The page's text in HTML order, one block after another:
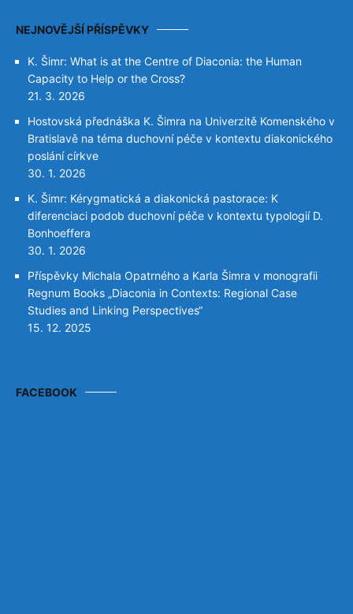
NEJNOVĚJŠÍ PŘÍSPĚVKY
K. Šimr: What is at the Centre of Diaconia: the Human
Capacity to Help or the Cross?
21. 3. 2026
Hostovská přednáška K. Šimra na Univerzitě Komenského v
Bratislavě na téma duchovní péče v kontextu diakonického
poslání církve
30. 1. 2026
K. Šimr: Kérygmatická a diakonická pastorace: K
diferenciaci podob duchovní péče v kontextu typologií D.
Bonhoeffera
30. 1. 2026
Příspěvky Michala Opatrného a Karla Šimra v monografii
Regnum Books „Diaconia in Contexts: Regional Case
Studies and Linking Perspectives“
15. 12. 2025
FACEBOOK